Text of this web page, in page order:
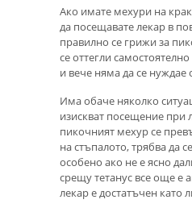
Ако имате мехури на
да посещавате лекар в
правилно се грижи за
се оттегли
и вече няма да се
Има обаче няколко
изискват посещение при
пикочният мехур се
на стъпалото, трябва да
особено ако не е ясно
срещу тетанус все още е
лекар е достатъчен като